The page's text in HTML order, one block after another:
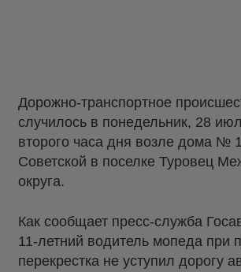
Дорожно-транспортное
случилось в понедельник, 28
второго часа дня возле дома №
Советской в поселке Туровец
округа.
Как сообщает пресс-служба
11-летний водитель мопеда при
перекрестка не уступил дорогу